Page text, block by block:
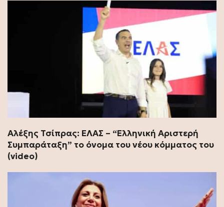
Αλέξης Τσίπρας: ΕΛΑΣ – “Ελληνική Αριστερή
Συμπαράταξη” το όνομα του νέου κόμματος του
(video)